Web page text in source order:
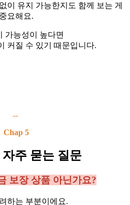
이 유지 가능한지도 함께 보는 게
중요해요.
가능성이 높다면
커질 수 있기 때문입니다.
--
Chap 5
주 묻는 질문
보장 상품 아닌가요?
하는 부분이에요.